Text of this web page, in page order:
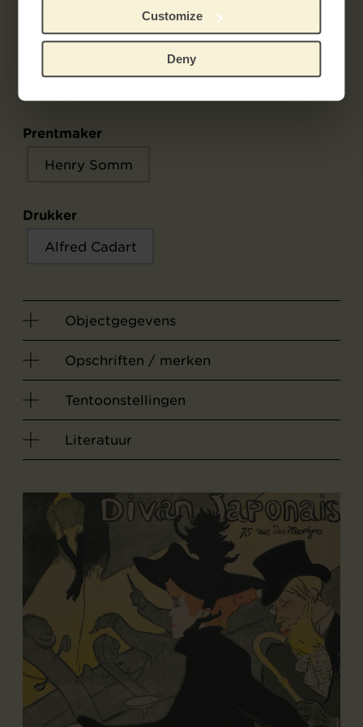
Customize
Deny
Context
Prentmaker
Henry Somm
Drukker
Alfred Cadart
Objectgegevens
Opschriften / merken
Tentoonstellingen
Literatuur